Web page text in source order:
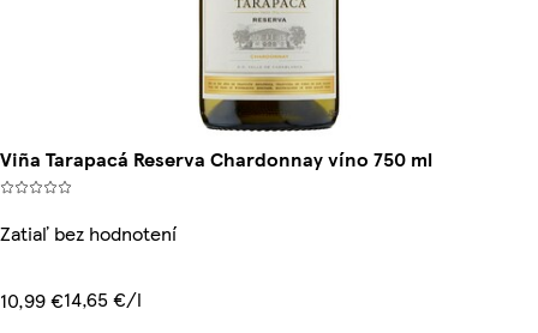
Viña Tarapacá Reserva Chardonnay víno 750 ml
Zatiaľ bez hodnotení
10,99 €14,65 €/l